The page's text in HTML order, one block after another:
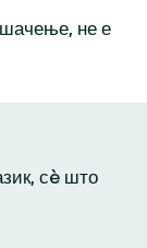
не е
сè што